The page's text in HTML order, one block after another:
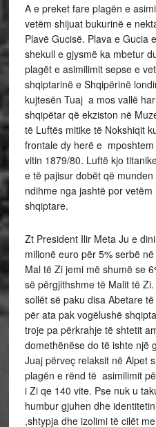
A e preket fare plagën e
vetëm shijuat bukurinë e
Plavë Gucisë. Plava e Gucia
shekull e gjysmë ka mbetur
plagët e asimilimit sepse e
shqiptarinë e Shqipërinë
kujtesën Tuaj a mos vallë
shqipëtar që ekziston në
të Luftës mitike të Nokshiqit
frontale dy herë e
vitin 1879/80. Luftë kjo
e të pajisur dobët që
ndihme nga jashtë por
shqiptare.
Zt President Ilir Meta Ju e
milionë euro për 5% serbë
Mal të Zi jemi më shumë se
së përgjithshme të Malit të
sollët së paku disa Abetare
për ata pak vogëlushë
troje pa përkrahje të shtetit
domethënëse do të ishte një
Juaj përveç relaksit në Alpet
plagën e rënd të asimilimit
i Zi qe 140 vite. Pse nuk u
humbur gjuhen dhe
,shtypja dhe izolimi të cilët